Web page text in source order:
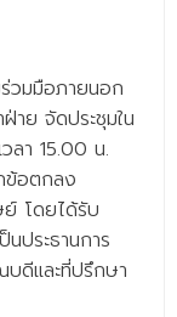
วมมือภายนอก
าย จัดประชุมใน
ลา 15.00 น.
ข้อตกลง
โดยได้รับ
ประธานการ
ดีและที่ปรึกษา